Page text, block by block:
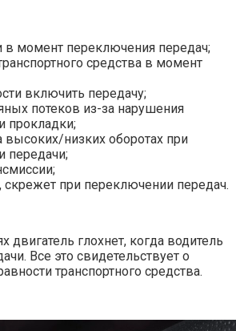
в момент переключения передач;
средства в момент
включить передачу;
потеков из-за нарушения
прокладки;
высоких/низких оборотах при
передачи;
при переключении передач.
двигатель глохнет, когда водитель
Все это свидетельствует о
транспортного средства.